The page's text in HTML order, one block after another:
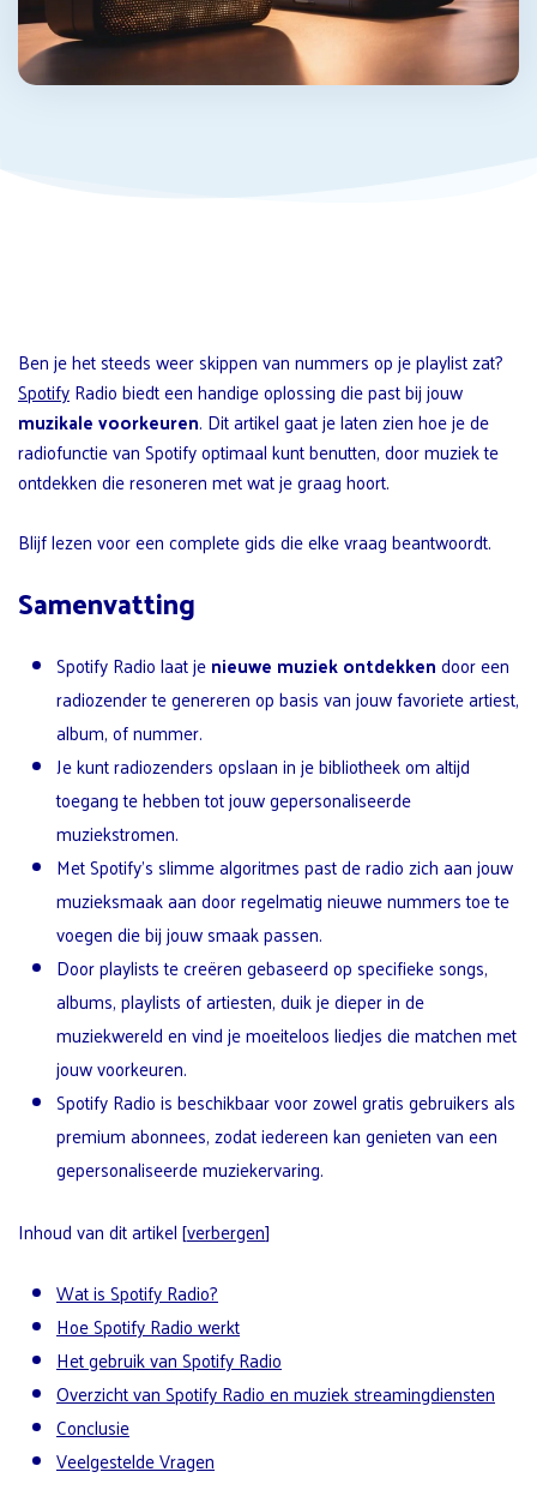
Ben je het steeds weer skippen van nummers op je playlist zat?
SpotifyRadio biedt een handige oplossing die past bij jouw
muzikale voorkeuren. Dit artikel gaat je laten zien hoe je de
radiofunctie van Spotify optimaal kunt benutten, door muziek te
ontdekken die resoneren met wat je graag hoort.
Blijf lezen voor een complete gids die elke vraag beantwoordt.
Samenvatting
Spotify Radio laat jenieuwe muziek ontdekkendoor een
radiozender te genereren op basis van jouw favoriete artiest,
album, of nummer.
Je kunt radiozenders opslaan in je bibliotheek om altijd
toegang te hebben tot jouw gepersonaliseerde
muziekstromen.
Met Spotify’s slimme algoritmes past de radio zich aan jouw
muzieksmaak aan door regelmatig nieuwe nummers toe te
voegen die bij jouw smaak passen.
Door playlists te creëren gebaseerd op specifieke songs,
albums, playlists of artiesten, duik je dieper in de
muziekwereld en vind je moeiteloos liedjes die matchen met
jouw voorkeuren.
Spotify Radio is beschikbaar voor zowel gratis gebruikers als
premium abonnees, zodat iedereen kan genieten van een
gepersonaliseerde muziekervaring.
Inhoud van dit artikel[verbergen]
Wat is Spotify Radio?
Hoe Spotify Radio werkt
Het gebruik van Spotify Radio
Overzicht van Spotify Radio en muziek streamingdiensten
Conclusie
Veelgestelde Vragen